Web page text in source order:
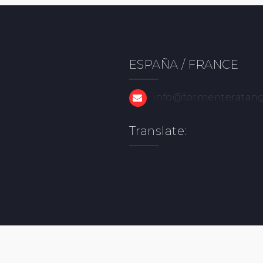
ESPAÑA / FRANCE
Translate: